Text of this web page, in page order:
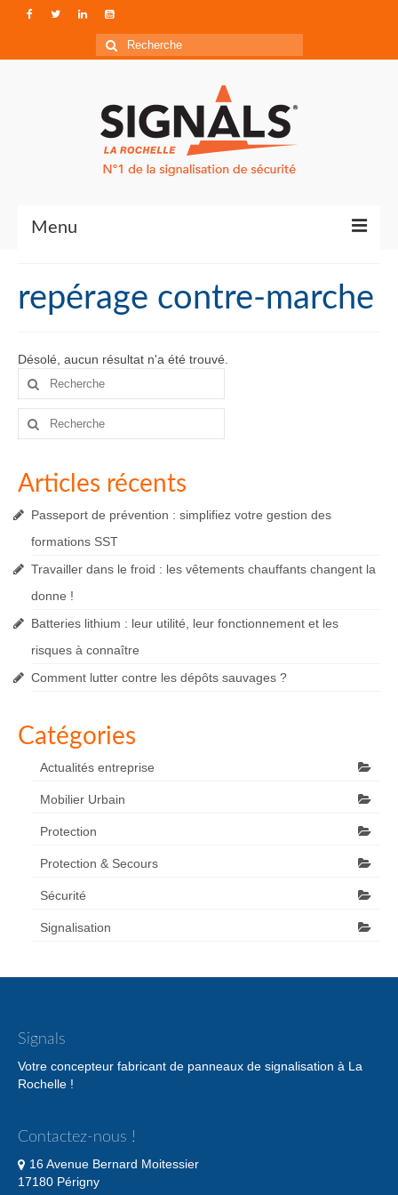
Rechercher
:
Menu
Qui sommes-nous ?
repérage contre-marche
Désolé, aucun résultat n'a été trouvé.
Rechercher
Rechercher
Articles récents
Passeport de prévention : simplifiez votre gestion des
formations SST
Travailler dans le froid : les vêtements chauffants changent la
donne !
Batteries lithium : leur utilité, leur fonctionnement et les
risques à connaître
Comment lutter contre les dépôts sauvages ?
Catégories
Actualités entreprise
Mobilier Urbain
Protection
Protection & Secours
Sécurité
Signalisation
Signals
Votre concepteur fabricant de panneaux de signalisation à La
Rochelle !
Contactez-nous !
16 Avenue Bernard Moitessier
17180 Périgny